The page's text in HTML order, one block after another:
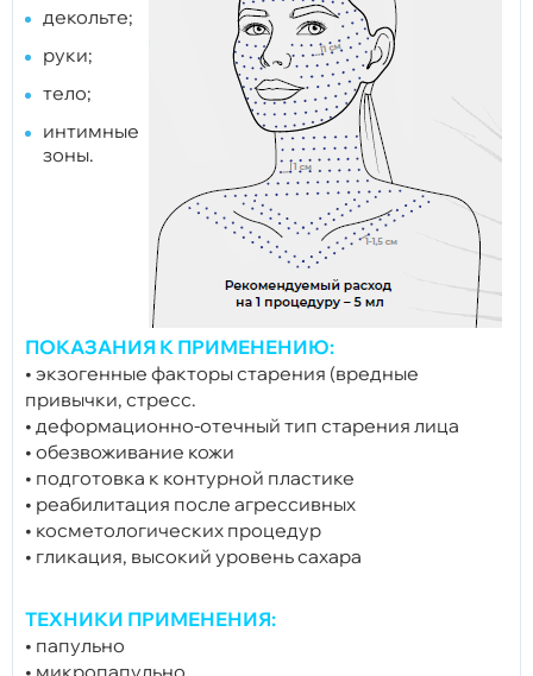
декольте;
руки;
тело;
интимные
зоны.
ПОКАЗАНИЯ К ПРИМЕНЕНИЮ:
• экзогенные факторы старения (вредные
привычки, стресс.
• деформационно-отечный тип старения лица
• обезвоживание кожи
• подготовка к контурной пластике
• реабилитация после агрессивных
• косметологических процедур
• гликация, высокий уровень сахара
ТЕХНИКИ ПРИМЕНЕНИЯ:
• папульно
• микропапульно